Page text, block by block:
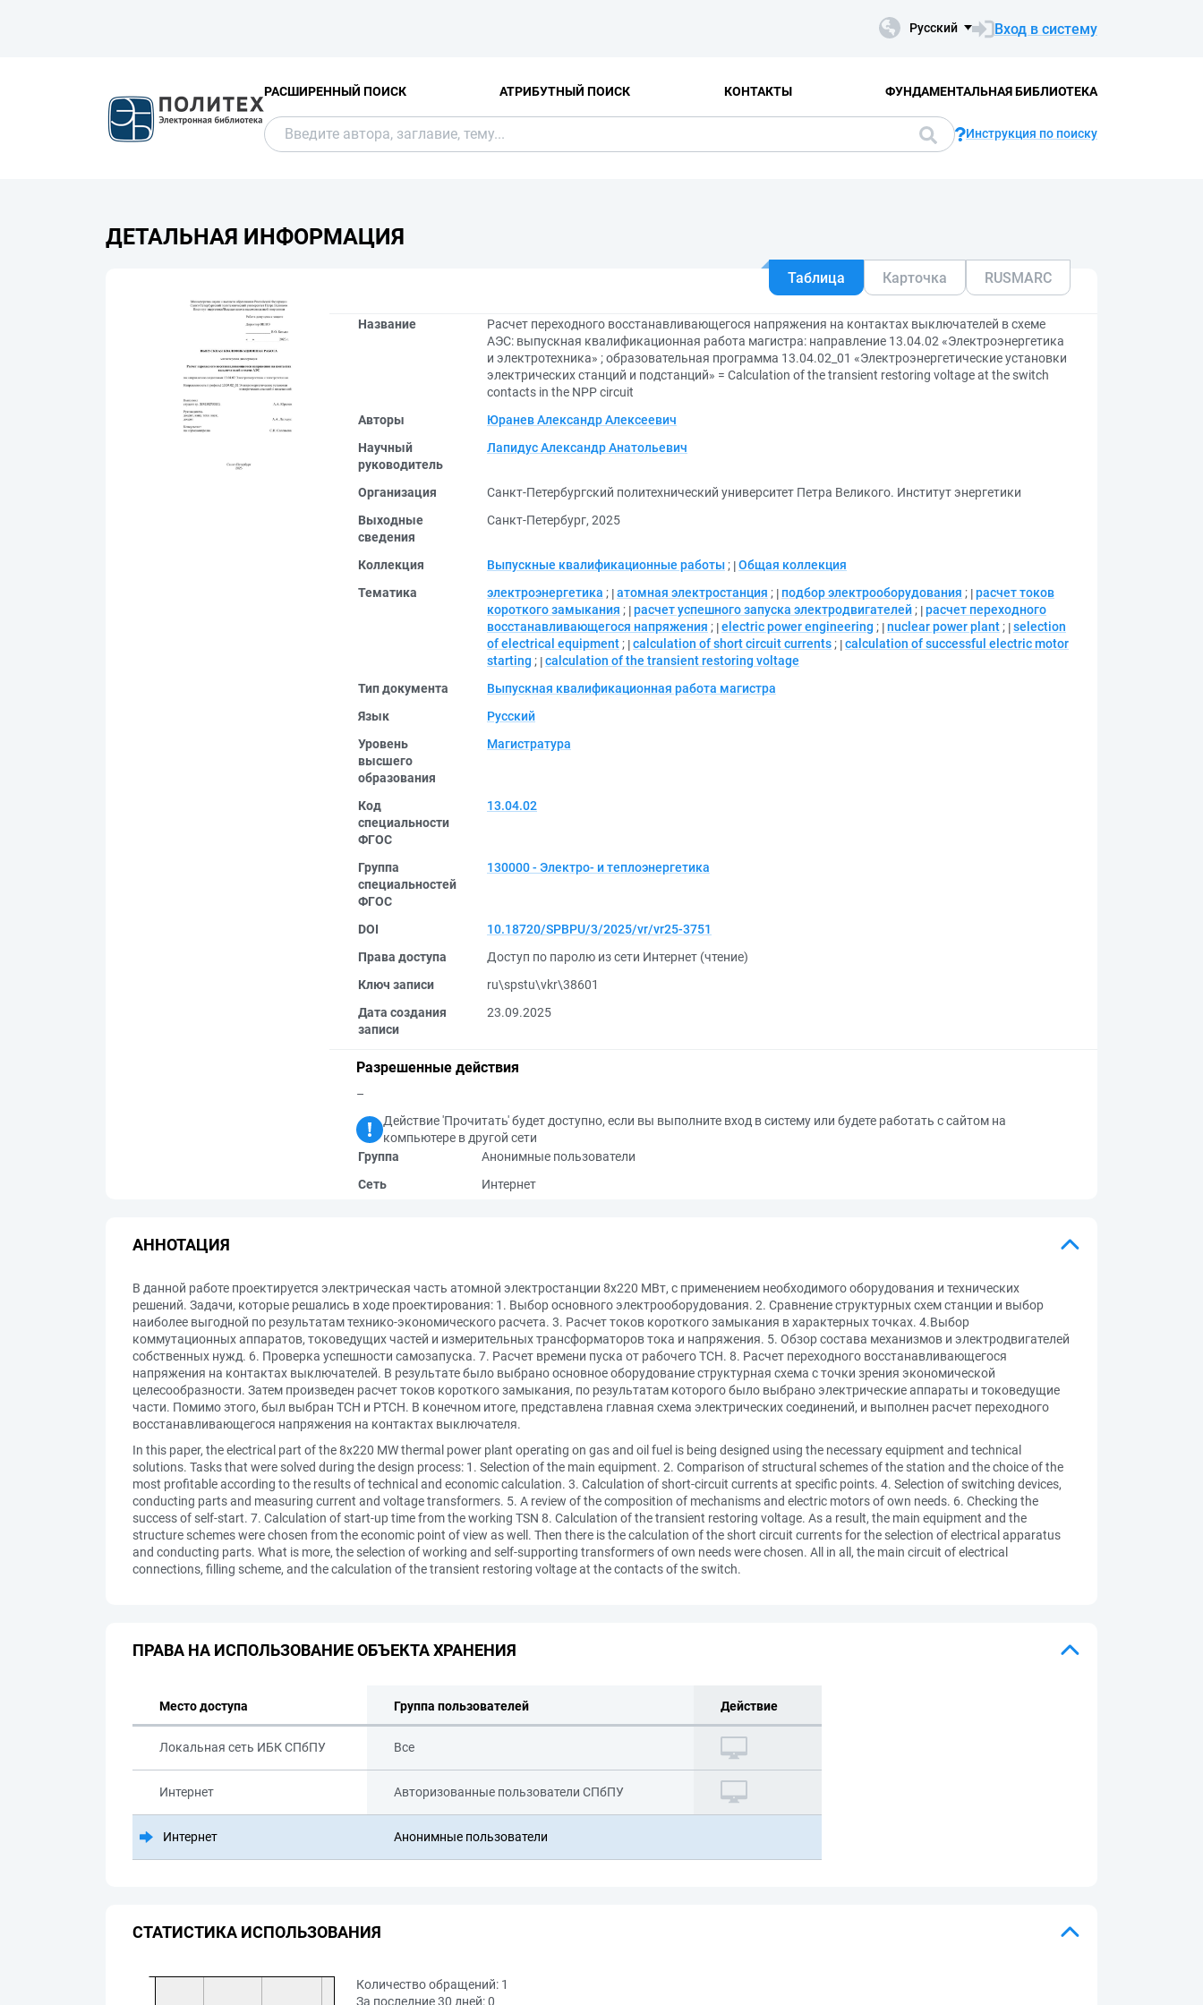
Русский Вход в систему
РАСШИРЕННЫЙ ПОИСК АТРИБУТНЫЙ ПОИСК КОНТАКТЫ ФУНДАМЕНТАЛЬНАЯ БИБЛИОТЕКА
Инструкция по поиску
ДЕТАЛЬНАЯ ИНФОРМАЦИЯ
Таблица Карточка RUSMARC
Название
Расчет переходного восстанавливающегося напряжения на контактах выключателей в схеме
АЭС: выпускная квалификационная работа магистра: направление 13.04.02 «Электроэнергетика
и электротехника» ; образовательная программа 13.04.02_01 «Электроэнергетические установки
электрических станций и подстанций» = Calculation of the transient restoring voltage at the switch
contacts in the NPP circuit
Авторы
Юранев Александр Алексеевич
Научный
руководитель
Лапидус Александр Анатольевич
Организация
Санкт-Петербургский политехнический университет Петра Великого. Институт энергетики
Выходные
сведения
Санкт-Петербург, 2025
Коллекция Выпускные квалификационные работы ; Общая коллекция
Тематика
электроэнергетика ; атомная электростанция ; подбор электрооборудования ; расчет токов
короткого замыкания ; расчет успешного запуска электродвигателей ; расчет переходного
восстанавливающегося напряжения ; electric power engineering ; nuclear power plant ; selection
of electrical equipment ; calculation of short circuit currents ; calculation of successful electric motor
starting ; calculation of the transient restoring voltage
Тип документа
Выпускная квалификационная работа магистра
Язык
Русский
Уровень
высшего
образования
Магистратура
Код
специальности
ФГОС
13.04.02
Группа
специальностей
ФГОС
130000 - Электро- и теплоэнергетика
DOI
10.18720/SPBPU/3/2025/vr/vr25-3751
Права доступа
Доступ по паролю из сети Интернет (чтение)
Ключ записи
ru\spstu\vkr\38601
Дата создания
записи
23.09.2025
Разрешенные действия
–
Действие 'Прочитать' будет доступно, если вы выполните вход в систему или будете работать с сайтом на
компьютере в другой сети
Группа
Анонимные пользователи
Сеть
Интернет
АННОТАЦИЯ
В данной работе проектируется электрическая часть атомной электростанции 8x220 МВт, с применением необходимого оборудования и технических
решений. Задачи, которые решались в ходе проектирования: 1. Выбор основного электрооборудования. 2. Сравнение структурных схем станции и выбор
наиболее выгодной по результатам технико-экономического расчета. 3. Расчет токов короткого замыкания в характерных точках. 4.Выбор
коммутационных аппаратов, токоведущих частей и измерительных трансформаторов тока и напряжения. 5. Обзор состава механизмов и электродвигателей
собственных нужд. 6. Проверка успешности самозапуска. 7. Расчет времени пуска от рабочего ТСН. 8. Расчет переходного восстанавливающегося
напряжения на контактах выключателей. В результате было выбрано основное оборудование структурная схема с точки зрения экономической
целесообразности. Затем произведен расчет токов короткого замыкания, по результатам которого было выбрано электрические аппараты и токоведущие
части. Помимо этого, был выбран ТСН и РТСН. В конечном итоге, представлена главная схема электрических соединений, и выполнен расчет переходного
восстанавливающегося напряжения на контактах выключателя.
In this paper, the electrical part of the 8x220 MW thermal power plant operating on gas and oil fuel is being designed using the necessary equipment and technical
solutions. Tasks that were solved during the design process: 1. Selection of the main equipment. 2. Comparison of structural schemes of the station and the choice of the
most profitable according to the results of technical and economic calculation. 3. Calculation of short-circuit currents at specific points. 4. Selection of switching devices,
conducting parts and measuring current and voltage transformers. 5. A review of the composition of mechanisms and electric motors of own needs. 6. Checking the
success of self-start. 7. Calculation of start-up time from the working TSN 8. Calculation of the transient restoring voltage. As a result, the main equipment and the
structure schemes were chosen from the economic point of view as well. Then there is the calculation of the short circuit currents for the selection of electrical apparatus
and conducting parts. What is more, the selection of working and self-supporting transformers of own needs were chosen. All in all, the main circuit of electrical
connections, filling scheme, and the calculation of the transient restoring voltage at the contacts of the switch.
ПРАВА НА ИСПОЛЬЗОВАНИЕ ОБЪЕКТА ХРАНЕНИЯ
Место доступа Группа пользователей Действие
Локальная сеть ИБК СПбПУ Все
Интернет Авторизованные пользователи СПбПУ
Интернет Анонимные пользователи
СТАТИСТИКА ИСПОЛЬЗОВАНИЯ
Количество обращений: 1
За последние 30 дней:0